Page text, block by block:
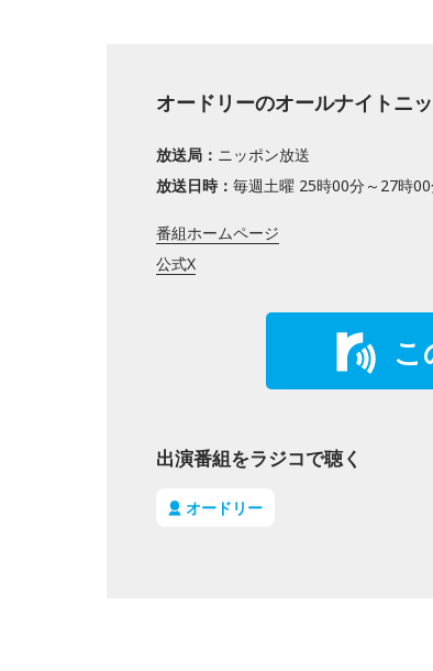
オードリーのオールナイトニ
放送局： ニッポン放送
放送日時： 毎週土曜 25時00分～27時
番組ホームページ
公式X
出演番組をラジコで聴く
オードリー